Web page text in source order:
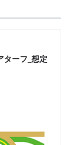
ターフ_想定